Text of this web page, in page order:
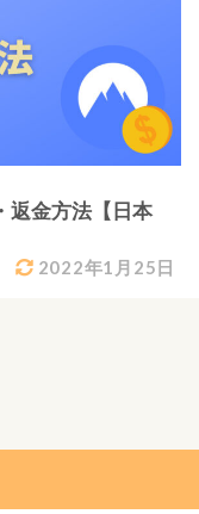
2022年1月25日
返金方法【日本